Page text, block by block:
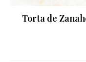
Torta de